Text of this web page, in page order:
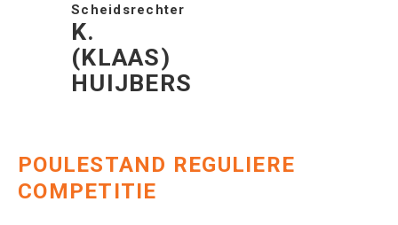
Scheidsrechter
K.
(KLAAS)
HUIJBERS
POULESTAND REGULIERE
COMPETITIE